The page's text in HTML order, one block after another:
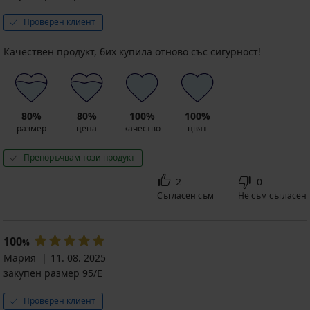
Проверен клиент
Качествен продукт, бих купила отново със сигурност!
80%
размер
80%
цена
100%
качество
100%
цвят
Препоръчвам този продукт
2
Съгласен съм
0
Не съм съгласен
100%
Мария
11. 08. 2025
закупен размер 95/E
Проверен клиент